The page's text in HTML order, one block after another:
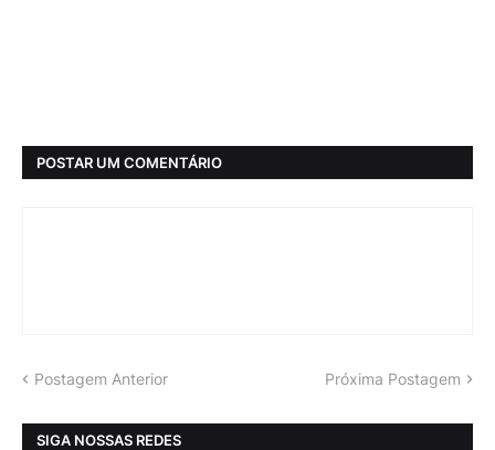
POSTAR UM COMENTÁRIO
Postagem Anterior Próxima Postagem
SIGA NOSSAS REDES